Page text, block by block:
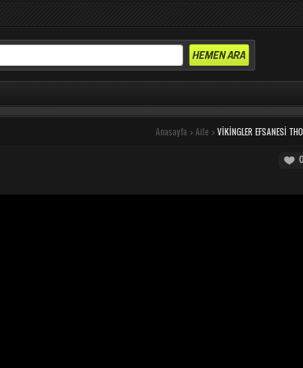
Anasayfa > Aile > VIKINGLER EFSANESI